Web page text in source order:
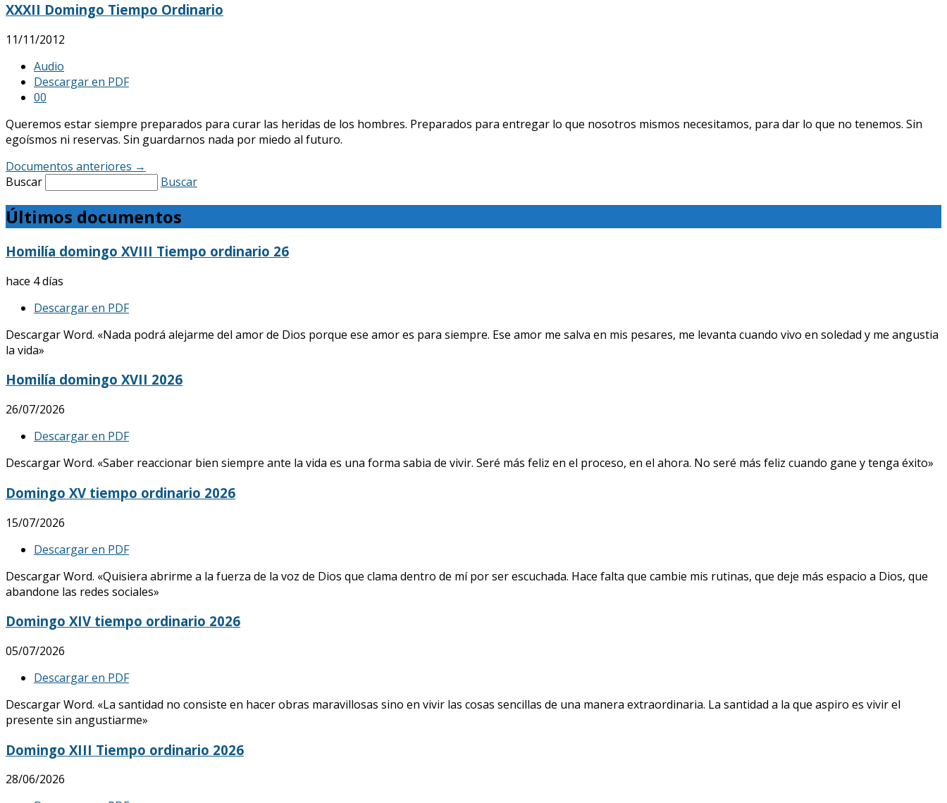
XXXII Domingo Tiempo Ordinario
11/11/2012
Audio
Descargar en PDF
00
Queremos estar siempre preparados para curar las heridas de los hombres. Preparados para entregar lo que nosotros mismos necesitamos, para dar lo que no tenemos. Sin
egoísmos ni reservas. Sin guardarnos nada por miedo al futuro.
Documentos anteriores →
Buscar
Buscar
Últimos documentos
Homilía domingo XVIII Tiempo ordinario 26
hace 4 días
Descargar en PDF
Descargar Word. «Nada podrá alejarme del amor de Dios porque ese amor es para siempre. Ese amor me salva en mis pesares, me levanta cuando vivo en soledad y me angustia
la vida»
Homilía domingo XVII 2026
26/07/2026
Descargar en PDF
Descargar Word. «Saber reaccionar bien siempre ante la vida es una forma sabia de vivir. Seré más feliz en el proceso, en el ahora. No seré más feliz cuando gane y tenga éxito»
Domingo XV tiempo ordinario 2026
15/07/2026
Descargar en PDF
Descargar Word. «Quisiera abrirme a la fuerza de la voz de Dios que clama dentro de mí por ser escuchada. Hace falta que cambie mis rutinas, que deje más espacio a Dios, que
abandone las redes sociales»
Domingo XIV tiempo ordinario 2026
05/07/2026
Descargar en PDF
Descargar Word. «La santidad no consiste en hacer obras maravillosas sino en vivir las cosas sencillas de una manera extraordinaria. La santidad a la que aspiro es vivir el
presente sin angustiarme»
Domingo XIII Tiempo ordinario 2026
28/06/2026